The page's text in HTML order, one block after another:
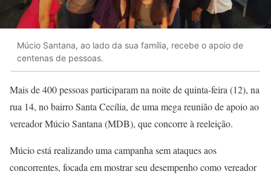
Múcio Santana, ao lado da sua família, recebe o apoio de
centenas de pessoas.
Mais de 400 pessoas participaram na noite de quinta-feira (12), na
rua 14, no bairro Santa Cecília, de uma mega reunião de apoio ao
vereador Múcio Santana (MDB), que concorre à reeleição.
Múcio está realizando uma campanha sem ataques aos
concorrentes, focada em mostrar seu desempenho como vereador